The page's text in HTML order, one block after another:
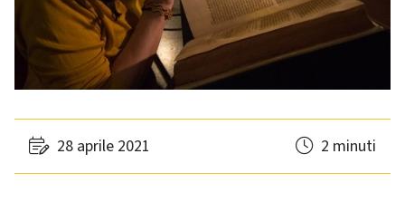
28 aprile 2021 2 minuti